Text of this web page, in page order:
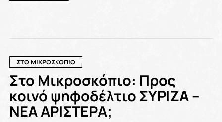
ΣΤΟ ΜΙΚΡΟΣΚΟΠΙΟ
Στο Μικροσκόπιο: Προς
κοινό ψηφοδέλτιο ΣΥΡΙΖΑ –
ΝΕΑ ΑΡΙΣΤΕΡΑ;